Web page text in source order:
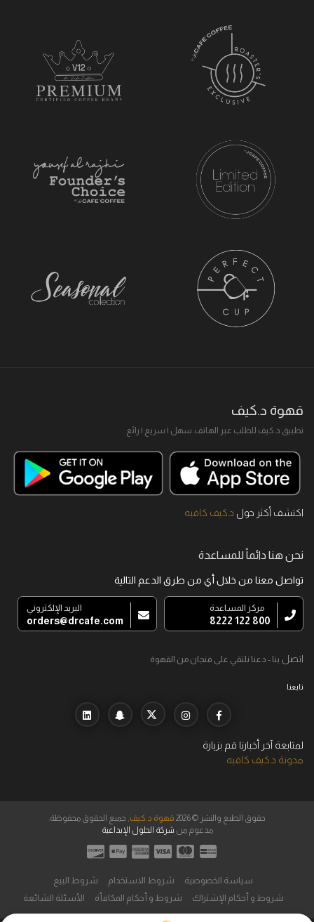
قهوة د.كيف
تطبيق د.كيف للطلب عبر الهاتف. سهل I سريع I رائع
اكتشف أكثر حول د.كيف كافيه
نحن هنا دائماً للمساعدة
تواصل معنا من خلال أي من طرق الدعم التالية
مركز المساعدة
800 122 8222
البريد الإلكتروني
orders@drcafe.com
اتصل بنا - دعنا نلتقي على فنجان من القهوة
تابعنا
لمتابعة آخر أخبارنا قم بزيارة
مدونة د.كيف كافيه
حقوق الطبع والنشر © 2026 قهوة د.كيف, جميع الحقوق محفوظة.
مدعوم من شركة الحلول الإبداعية
سياسة الخصوصية شروط الاستخدام
شروط البيع
شروط و أحكام الإشتراك
شروط و أحكام المكافأة الأسئلة الشائعة